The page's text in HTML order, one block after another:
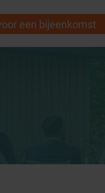
een bijeenkomst